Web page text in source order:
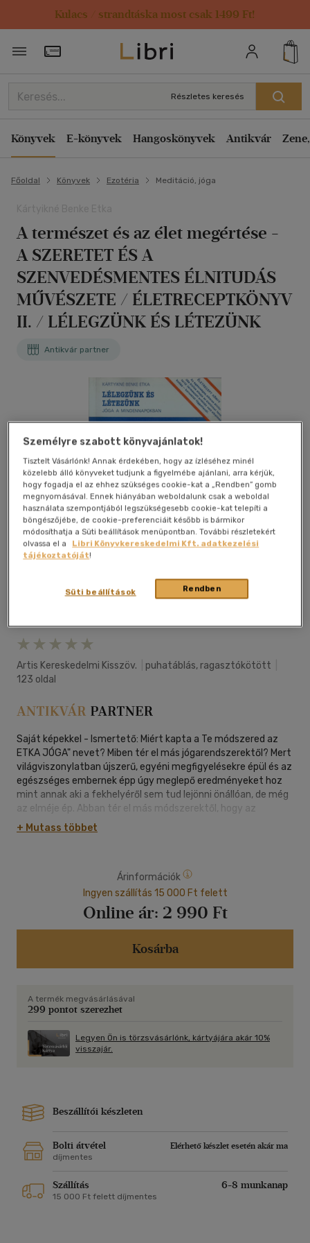
Kulacs / strandtáska most csak 1499 Ft!
Törzsvásárlói Kártya adatai
Részletes keresés
Könyvek E-könyvek Hangoskönyvek Antikvár
Főoldal Könyvek Ezotéria Meditáció, jóga
A természet és az élet megértése -
A SZERETET ÉS A
SZENVEDÉSMENTES ÉLNITUDÁS
MŰVÉSZETE / ÉLETRECEPTKÖNYV
II. / LÉLEGZÜNK ÉS LÉTEZÜNK
Antikvár partner
Artis Kereskedelmi Kisszöv. puhatáblás, ragasztókötött
123 oldal
Saját képekkel - Ismertető: Miért kapta a Te módszered az
ETKA JÓGA" nevet? Miben tér el más jógarendszerektől? Mert
világviszonylatban újszerű, egyéni megfigyelésekre épül és az
egészséges embernek épp úgy meglepő eredményeket hoz
mint annak aki a fekhelyéről sem tud lejönni önállóan, de még
az elméje ép. Abban tér el más módszerektől, hogy az
élettanilag helyes gerinctartás nemcsak a meditatív tréning
vagy más gyakorlatok végzése alatt, hanem elsősorban a
természetes mozgáskészségünket, ami minden gerincesben
megvan, hogy érezzük a gerincünk finom laza mozgását,
minden mozdulatnál. Az izmaink játékát a gerinc körül.
Érezzük és tudatosan irányítjuk a légzésünket, a
vérkeringésünket, minden izmunkat, minden gondolatunkat,
minden életműködésünket. A gerincünk meghatározott
Bármit teszünk és élvezünk, hogy mozdulunk, hogy élünk,
hogy vagyunk. Nem lesz többé hazugság ha valaki kérdezi,
hogy vagy? Ha azt mondjuk, hogy köszönöm egyre jobban
érzem magam. - További ismertető: "Belelapozás".
+ Mutass többet
Árinformációk
Ingyen szállítás 15 000 Ft felett
Online ár: 2 990 Ft
Kosárba
A termék megvásárlásával
299 pontot szerezhet
Legyen Ön is törzsvásárlónk, kártyájára akár 10%
visszajár.
Beszállítói készleten
Bolti átvétel
Elérhető készlet esetén akár ma
díjmentes
Szállítás 6-8 munkanap
15 000 Ft felett díjmentes
Személyre szabott könyvajánlatok!
Tisztelt Vásárlónk! Annak érdekében, hogy az ízléséhez minél
közelebb álló könyveket tudjunk a figyelmébe ajánlani, arra kérjük,
hogy fogadja el az ehhez szükséges cookie-kat a „Rendben” gomb
megnyomásával. Ennek hiányában weboldalunk csak a weboldal
használata szempontjából legszükségesebb cookie-kat telepíti a
böngészőjébe, de cookie-preferenciáit később is bármikor
módosíthatja a Süti beállítások menüpontban. További részletekért
olvassa el a
Libri Könyvkereskedelmi Kft. adatkezelési
tájékoztatóját!
Rendben
Süti beállítások